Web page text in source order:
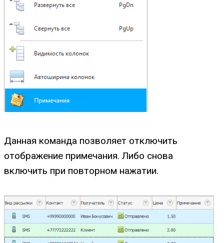
Данная команда позволяет отключить
отображение примечания. Либо снова
включить при повторном нажатии.